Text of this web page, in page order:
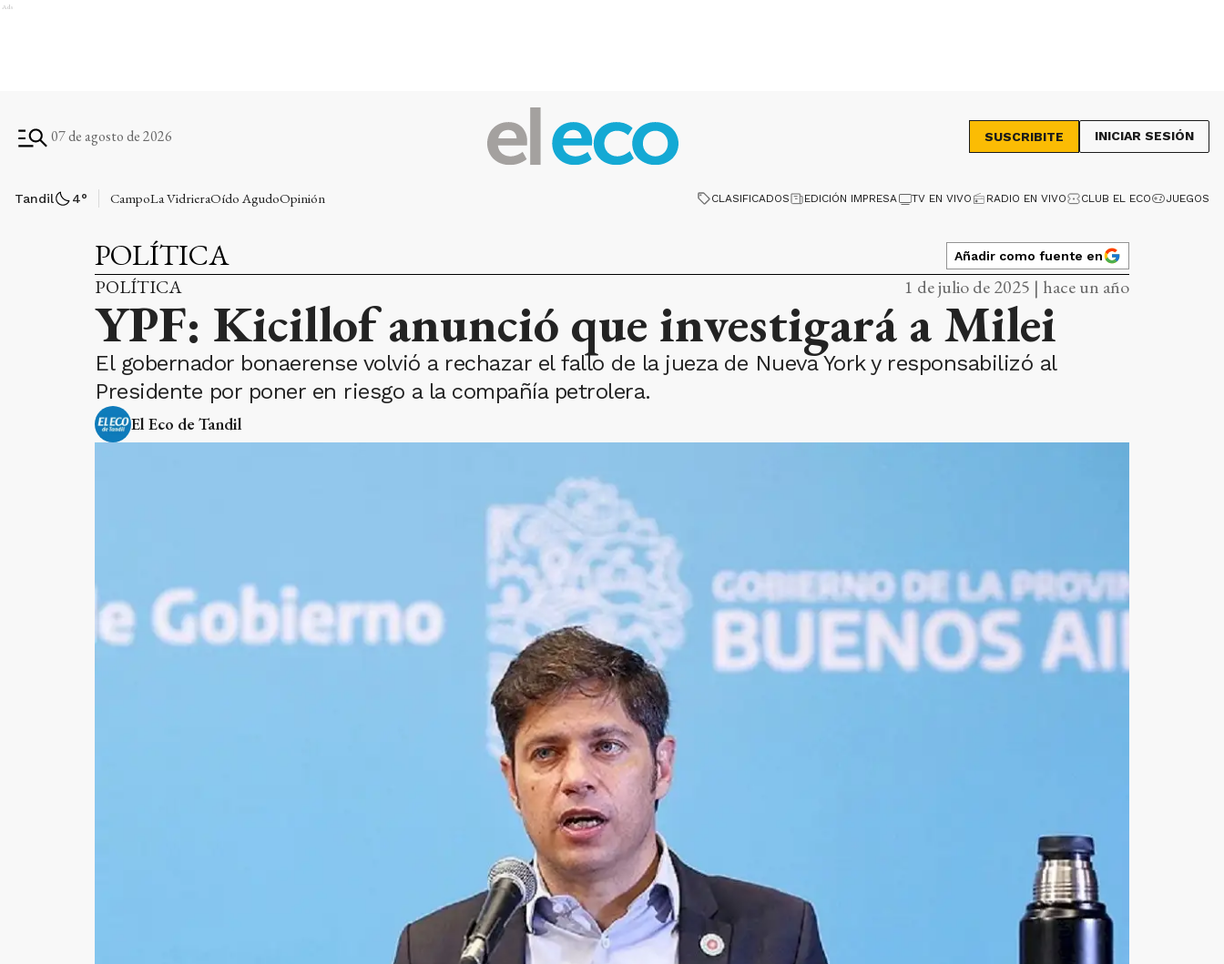
Ads
07 de agosto de 2026 SUSCRIBITE INICIAR SESIÓN
Tandil 4° CampoLa VidrieraOído AgudoOpinión CLASIFICADOS EDICIÓN IMPRESA TV EN VIVO RADIO EN VIVO CLUB EL ECO JUEGOS
POLÍTICA Añadir como fuente en
POLÍTICA 1 de julio de 2025 | hace un año
YPF: Kicillof anunció que investigará a Milei
El gobernador bonaerense volvió a rechazar el fallo de la jueza de Nueva York y responsabilizó al
Presidente por poner en riesgo a la compañía petrolera.
El Eco de Tandil